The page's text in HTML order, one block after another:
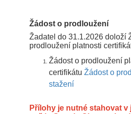
Žádost o prodloužení
Žadatel do 31.1.2026 doloží
prodloužení platnosti
Žádost o prodloužení
certifikátu Žádost o
stažení
Přílohy je nutné stahovat